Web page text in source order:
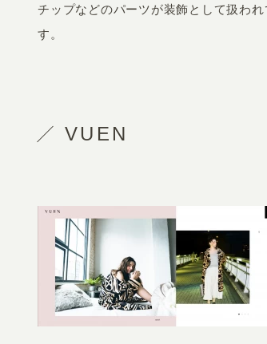
チップなどのパーツが装飾として扱わ
す。
VUEN